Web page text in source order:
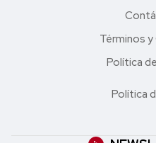
Términos
Política
Política